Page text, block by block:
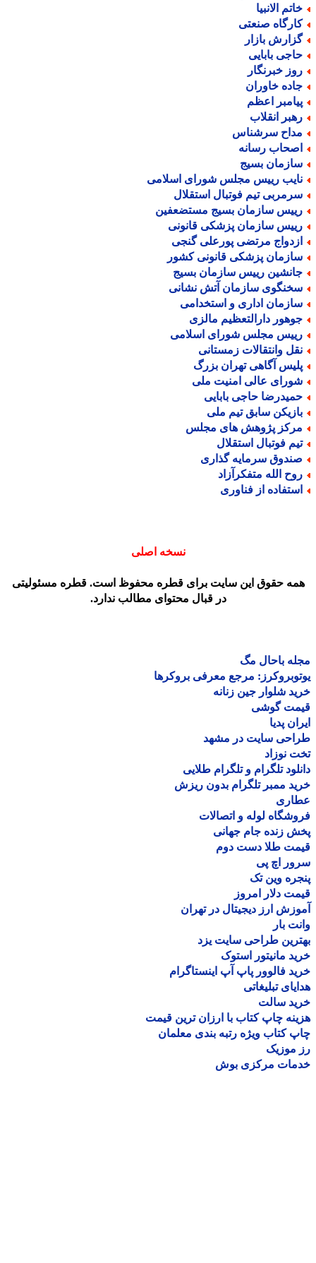
الانبیا
صنعتی
بازار
بابایی
خبرنگار
خاوران
اعظم
انقلاب
سرشناس
رسانه
بسیج
رییس مجلس شورای اسلامی
تیم فوتبال استقلال
سازمان بسیج مستضعفین
سازمان پزشکی قانونی
مرتضی پورعلی گنجی
پزشکی قانونی کشور
رییس سازمان بسیج
سازمان آتش نشانی
اداری و استخدامی
دارالتعظیم مالزی
مجلس شورای اسلامی
وانتقالات زمستانی
آگاهی تهران بزرگ
عالی امنیت ملی
حاجی بابایی
سابق تیم ملی
پژوهش های مجلس
فوتبال استقلال
سرمایه گذاری
الله متفکرآزاد
از فناوری
نسخه اصلی
حقوق این سایت برای قطره محفوظ است. قطره مسئولیتی
در قبال محتوای مطالب ندارد.
باحال مگ
مرجع معرفی بروکرها
شلوار جین زنانه
گوشی
پدیا
سایت در مشهد
نوزاد
تلگرام و تلگرام طلایی
ممبر تلگرام بدون ریزش
لوله و اتصالات
زنده جام جهانی
طلا دست دوم
اچ پی
وین تک
دلار امروز
ارز دیجیتال در تهران
بار
طراحی سایت یزد
مانیتور استوک
فالوور پاپ آپ اینستاگرام
تبلیغاتی
سالت
چاپ کتاب با ارزان ترین قیمت
کتاب ویژه رتبه بندی معلمان
موزیک
مرکزی بوش